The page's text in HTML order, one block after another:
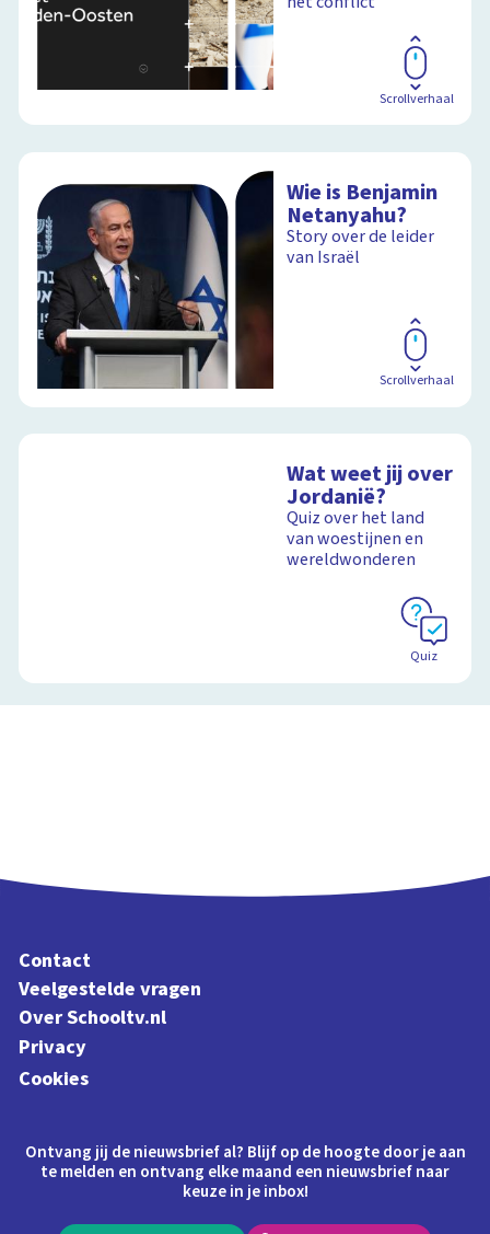
Scrollverhaal
Wie is Benjamin
Netanyahu?
Story over de leider
van Israël
Scrollverhaal
Wat weet jij over
Jordanië?
Quiz over het land
van woestijnen en
wereldwonderen
Quiz
Contact
Veelgestelde vragen
Over Schooltv.nl
Privacy
Cookies
Ontvang jij de nieuwsbrief al? Blijf op de hoogte door je aan
te melden en ontvang elke maand een nieuwsbrief naar
keuze in je inbox!